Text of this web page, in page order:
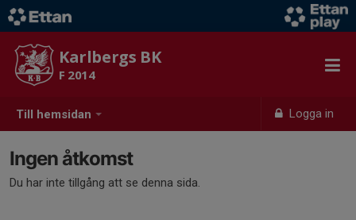
Till hemsidan Logga in
Karlbergs BK
F 2014
Ingen åtkomst
Du har inte tillgång att se denna sida.